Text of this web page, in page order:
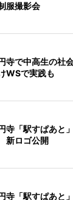
服撮影会
寺で中高生の社
WSで実践も
寺「駅すぱあと
ロゴ公開
寺「駅すぱあと